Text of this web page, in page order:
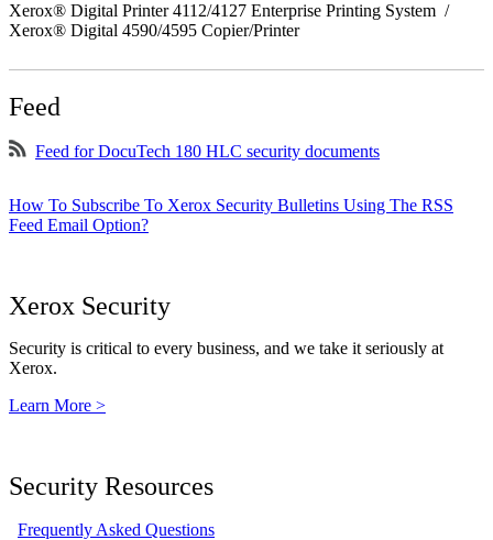
Xerox® Digital Printer 4112/4127 Enterprise Printing System /
Xerox® Digital 4590/4595 Copier/Printer
Feed
Feed for DocuTech 180 HLC security documents
How To Subscribe To Xerox Security Bulletins Using The RSS
Feed Email Option?
Xerox Security
Security is critical to every business, and we take it seriously at
Xerox.
Learn More >
Security Resources
Frequently Asked Questions